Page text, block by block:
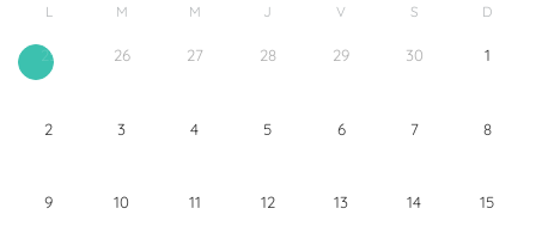
L M M J V S D
25 26 27 28 29 30 1
2 3 4 5 6 7 8
9 10 11 12 13 14 15